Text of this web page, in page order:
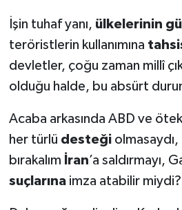
İşin tuhaf yanı, ülkelerinin
teröristlerin kullanımına
devletler, çoğu zaman millî
olduğu halde, bu absürt
Acaba arkasında ABD ve
her türlü desteği
bırakalım İran’a saldırmayı,
suçlarınaimza atabilir miydi?